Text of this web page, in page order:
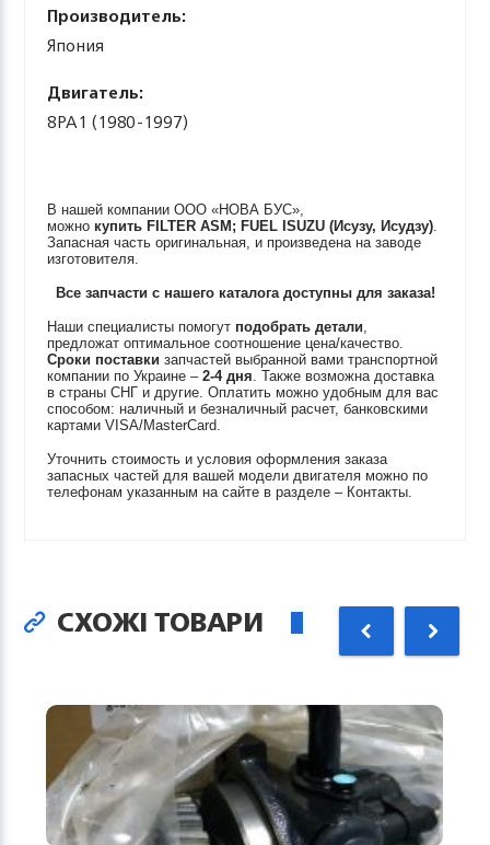
Производитель:
Япония
Двигатель:
8PA1 (1980-1997)
В нашей компании ООО «НОВА БУС»,
можно купить FILTER ASM; FUEL ISUZU (Исузу, Исудзу).
Запасная часть оригинальная, и произведена на заводе
изготовителя.
Все запчасти с нашего каталога доступны для заказа!
Наши специалисты помогут подобрать детали,
предложат оптимальное соотношение цена/качество.
Сроки поставки запчастей выбранной вами транспортной
компании по Украине –2-4 дня. Также возможна доставка
в страны СНГ и другие. Оплатить можно удобным для вас
способом: наличный и безналичный расчет, банковскими
картами VISA/MasterCard.
Уточнить стоимость и условия оформления заказа
запасных частей для вашей модели двигателя можно по
телефонам указанным на сайте в разделе – Контакты.
СХОЖІ ТОВАРИ